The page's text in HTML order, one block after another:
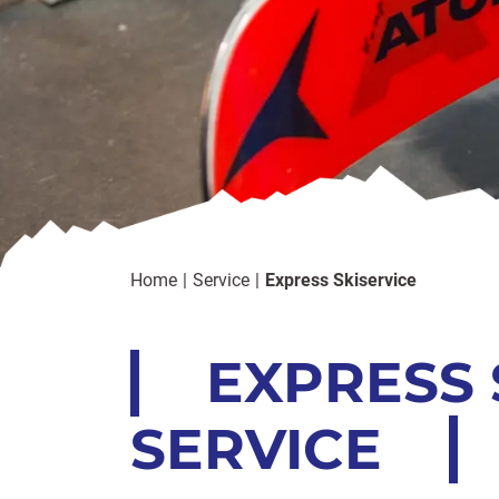
Home Service Express Skiservice
EXPRESS
SERVICE